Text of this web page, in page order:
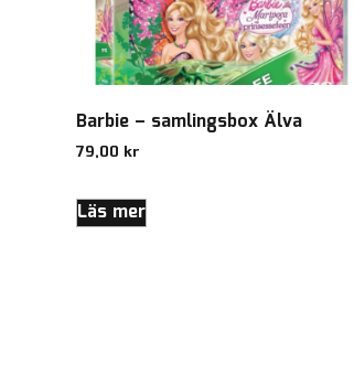
Barbie – samlingsbox Älva
79,00 kr
Läs mer